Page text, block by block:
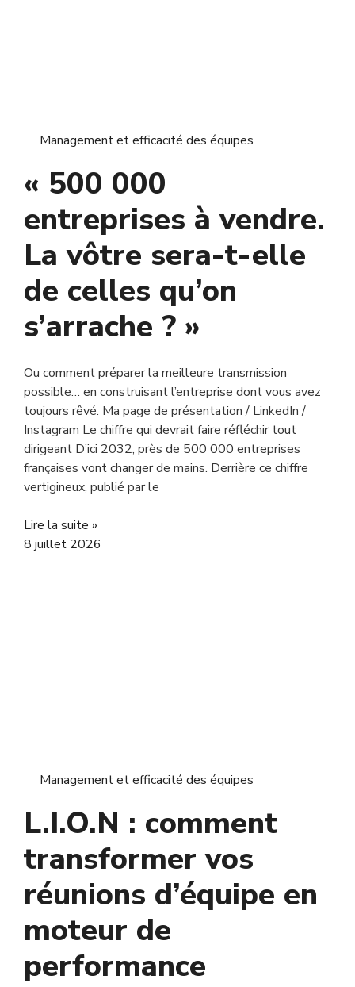
Management et efficacité des équipes
« 500 000
entreprises à vendre.
La vôtre sera-t-elle
de celles qu’on
s’arrache ? »
Ou comment préparer la meilleure transmission
possible… en construisant l’entreprise dont vous avez
toujours rêvé. Ma page de présentation / LinkedIn /
Instagram Le chiffre qui devrait faire réfléchir tout
dirigeant D’ici 2032, près de 500 000 entreprises
françaises vont changer de mains. Derrière ce chiffre
vertigineux, publié par le
Lire la suite »
8 juillet 2026
Management et efficacité des équipes
L.I.O.N : comment
transformer vos
réunions d’équipe en
moteur de
performance